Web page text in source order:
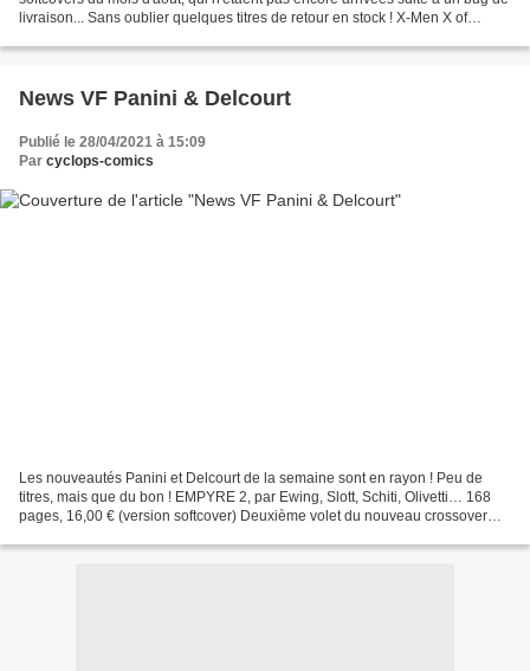
livraison... Sans oublier quelques titres de retour en stock ! X-Men X of
News VF Panini & Delcourt
Publié le 28/04/2021 à 15:09
Par cyclops-comics
Les nouveautés Panini et Delcourt de la semaine sont en rayon ! Peu de
titres, mais que du bon ! EMPYRE 2, par Ewing, Slott, Schiti, Olivetti… 168
pages, 16,00 € (version softcover) Deuxième volet du nouveau crossover